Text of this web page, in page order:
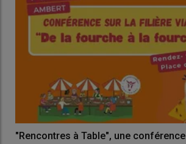
"Rencontres à Table", une